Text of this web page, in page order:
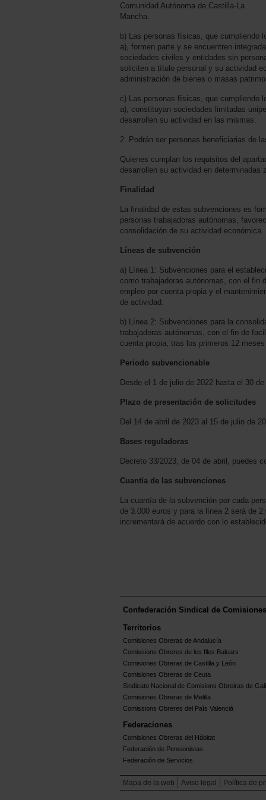
Comunidad Autónoma de Castilla-La
Mancha.
b) Las personas físicas, que cumpliendo
a), formen parte y se encuentren
sociedades civiles y entidades sin
soliciten a título personal y su actividad
administración de bienes o masas
c) Las personas físicas, que cumpliendo
a), constituyan sociedades limitadas
desarrollen su actividad en las mismas.
2. Podrán ser personas beneficiarias de
Quienes cumplan los requisitos del
desarrollen su actividad en determinadas
Finalidad
La finalidad de estas subvenciones es
personas trabajadoras autónomas,
consolidación de su actividad económica.
Líneas de subvención
a) Línea 1: Subvenciones para el
como trabajadoras autónomas, con el fin
empleo por cuenta propia y el
de actividad.
b) Línea 2: Subvenciones para la
trabajadoras autónomas, con el fin de
cuenta propia, tras los primeros 12 meses
Periodo subvencionable
Desde el 1 de julio de 2022 hasta el 30 de
Plazo de presentación de solicitudes
Del 14 de abril de 2023 al 15 de julio de
Bases reguladoras
Decreto 33/2023, de 04 de abril, puedes
Cuantía de las subvenciones
La cuantía de la subvención por cada
de 3.000 euros y para la línea 2 será de
incrementará de acuerdo con lo
Confederación Sindical de
Territorios
Comisiones Obreras de Andalucía
Comissions Obreres de les Illes Balears
Comisiones Obreras de Castilla y León
Comisiones Obreras de Ceuta
Sindicato Nacional de Comisions Obreiras de
Comisiones Obreras de Melilla
Comissions Obreres del Paìs Valenciá
Federaciones
Comisiones Obreras del Hábitat
Federación de Pensionistas
Federación de Servicios
Mapa de la web Aviso legal Política de